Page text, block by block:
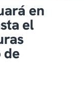
en
el
de